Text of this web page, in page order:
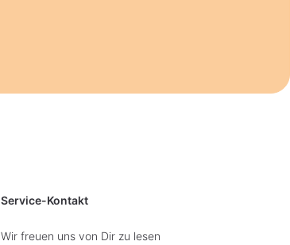
Service-Kontakt
Wir freuen uns von Dir zu lesen